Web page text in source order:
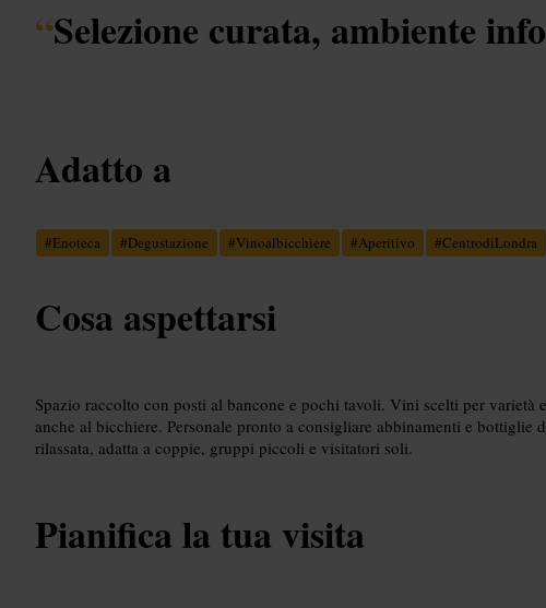
“Selezione curata, ambiente
Adatto a
#Enoteca #Degustazione #Vinoalbicchiere #Aperitivo #CentrodiLondra
Cosa aspettarsi
Spazio raccolto con posti al bancone e pochi tavoli. Vini scelti per varietà
anche al bicchiere. Personale pronto a consigliare abbinamenti e bottiglie
rilassata, adatta a coppie, gruppi piccoli e visitatori soli.
Pianifica la tua visita